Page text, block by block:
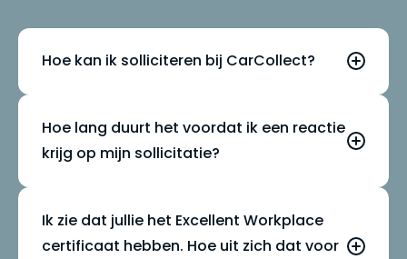
Hoe kan ik solliciteren bij CarCollect?
careers.carcollect.com/nl/jobsvind je al
onze openstaande vacatures. Zit er iets voor
jobs@carcollect.com
. Je hoeft
Hoe lang duurt het voordat ik een reactie
krijg op mijn sollicitatie?
Meestal hoor je binnen een paar dagen van
ons. We zorgen dat je altijd geïnformeerd
Ik zie dat jullie het Excellent Workplace
certificaat hebben. Hoe uit zich dat voor